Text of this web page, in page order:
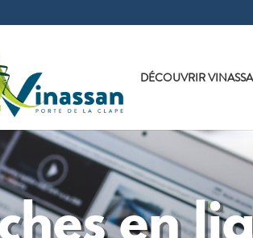
DÉCOUVRIR